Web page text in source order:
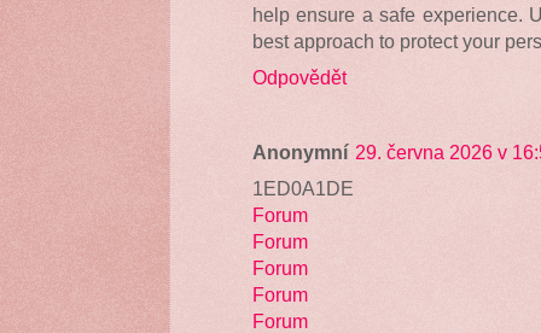
help ensure a safe experience.
best approach to protect your
Odpovědět
Anonymní 29. června 2026 v
1ED0A1DE
Forum
Forum
Forum
Forum
Forum